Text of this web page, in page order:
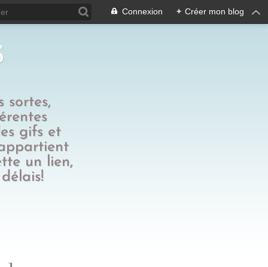
Connexion + Créer mon blog
sortes,
gifs et
un lien,